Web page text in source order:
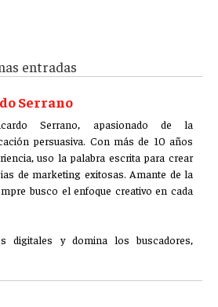
entradas
Serrano
Serrano, apasionado de la
persuasiva. Con más de 10 años
uso la palabra escrita para crear
de marketing exitosas. Amante de la
busco el enfoque creativo en cada
digitales y domina los buscadores,